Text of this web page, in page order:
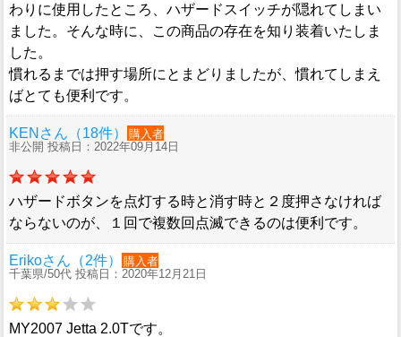
わりに使用したところ、ハザードスイッチが隠れてしまい
ました。そんな時に、この商品の存在を知り装着いたしま
した。
慣れるまでは押す場所にとまどりましたが、慣れてしまえ
ばとても便利です。
KENさん（18件）
購入者
非公開 投稿日：2022年09月14日
ハザードボタンを点灯する時と消す時と２度押さなければ
ならないのが、１回で複数回点滅できるのは便利です。
Erikoさん（2件）
購入者
千葉県/50代 投稿日：2020年12月21日
MY2007 Jetta 2.0Tです。